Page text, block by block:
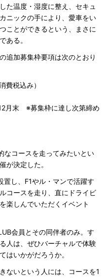
た温度・湿度に整え、セキュ
ニックの手により、愛車をい
ことができるという、まさに
ある。
追加募集枠要項は次のとおり
費税込み）
月末 ※募集枠に達し次第締め
なコースを走ってみたいとい
が決定した。
し、F1やル・マンで活躍す
コースを走り、直にドライビ
楽しんでいただくイベント
会員とその同伴者のみ。す
人は、ぜひバーチャルで体験
はいかがだろうか。
ないという人には、コースを1